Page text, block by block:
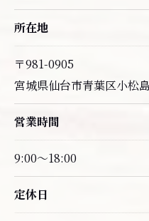
所在地
〒981-0905
宮城県仙台市青葉区小松
営業時間
9:00～18:00
定休日